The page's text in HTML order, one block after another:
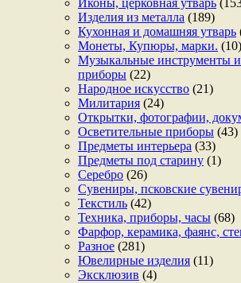
Иконы, церковная утварь
Изделия из металла (189)
Кухонная и домашняя утварь
Монеты, Купюры, марки. (10)
Музыкальные инструменты
приборы (22)
Народное искусство (21)
Милитария (24)
Открытки, фотографии,
Осветительные приборы (43)
Предметы интерьера (33)
Предметы под старину (1)
Серебро (26)
Сувениры, псковские
Текстиль (42)
Техника, приборы, часы (68)
Фарфор, керамика, фаянс,
Разное (281)
Ювелирные изделия (11)
Эксклюзив (4)